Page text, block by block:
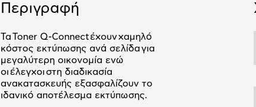
Περιγραφή
Τα Toner Q-Connect έχουν χαμηλό
κόστος εκτύπωσης ανά σελίδα για
μεγαλύτερη οικονομία ενώ
οι έλεγχοι στη διαδικασία
ανακατασκευής εξασφαλίζουν το
ιδανικό αποτέλεσμα εκτύπωσης.